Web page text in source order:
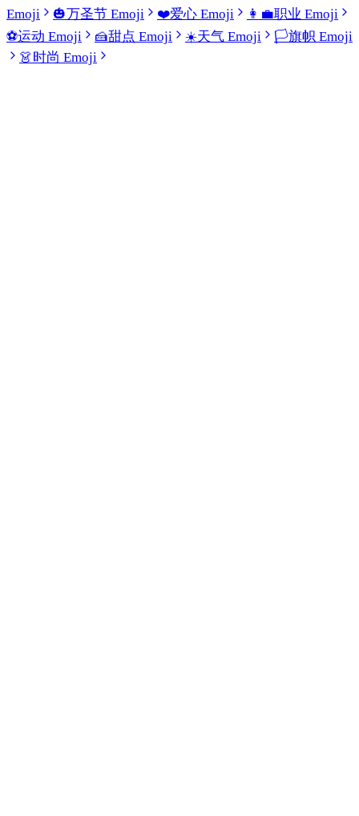
Emoji
🎃万圣节 Emoji ❤️爱心 Emoji 👩‍💼职业 Emoji
⚽运动 Emoji 🍰甜点 Emoji ☀️天气 Emoji 🏳️旗帜 Emoji
👗时尚 Emoji